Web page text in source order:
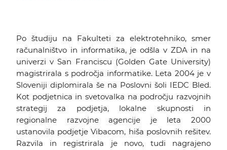
Po študiju na Fakulteti za elektrotehniko, smer
računalništvo in informatika, je odšla v ZDA in na
univerzi v San Franciscu (Golden Gate University)
magistrirala s področja informatike. Leta 2004 je v
Sloveniji diplomirala še na Poslovni šoli IEDC Bled.
Kot podjetnica in svetovalka na področju razvojnih
strategij za podjetja, lokalne skupnosti in
regionalne razvojne agencije je leta 2000
ustanovila podjetje Vibacom, hiša poslovnih rešitev.
Razvila in registrirala je novo, tudi nagrajeno